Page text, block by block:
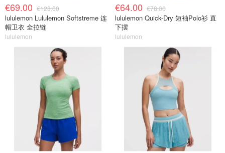
€69.00 €128.00
lululemon Lululemon Softstreme 连
帽卫衣 全拉链
lululemon
€64.00 €78.00
lululemon Quick-Dry 短袖Polo衫 直
下摆
lululemon